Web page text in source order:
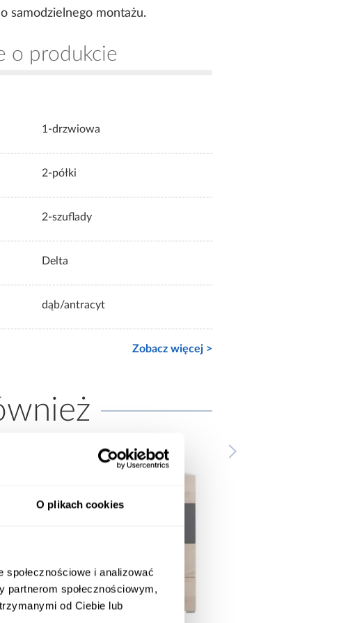
O plikach cookies
i analizować
społecznościowym,
od Ciebie lub
samodzielnego montażu.
o produkcie
1-drzwiowa
2-półki
2-szuflady
Delta
dąb/antracyt
Zobacz więcej >